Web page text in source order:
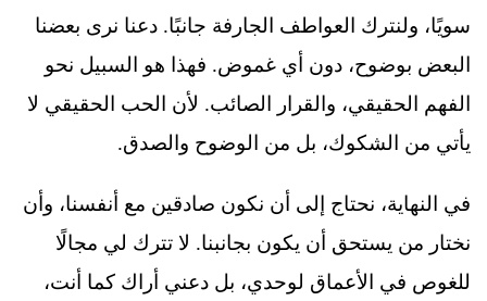
سويًا، ولنترك العواطف الجارفة جانبًا. دعنا نرى بعضنا
البعض بوضوح، دون أي غموض. فهذا هو السبيل نحو
الفهم الحقيقي، والقرار الصائب. لأن الحب الحقيقي لا
يأتي من الشكوك، بل من الوضوح والصدق.
في النهاية، نحتاج إلى أن نكون صادقين مع أنفسنا، وأن
نختار من يستحق أن يكون بجانبنا. لا تترك لي مجالًا
للغوص في الأعماق لوحدي، بل دعني أراك كما أنت،